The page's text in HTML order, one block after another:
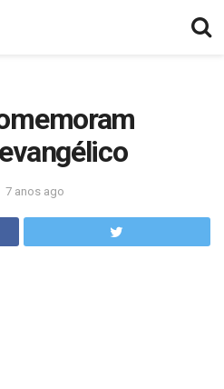
7 anos ago